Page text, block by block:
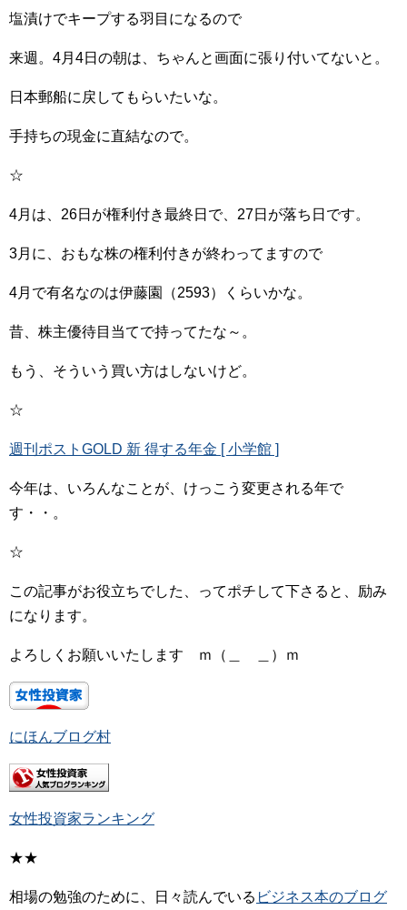
塩漬けでキープする羽目になるので
来週。4月4日の朝は、ちゃんと画面に張り付いてないと。
日本郵船に戻してもらいたいな。
手持ちの現金に直結なので。
☆
4月は、26日が権利付き最終日で、27日が落ち日です。
3月に、おもな株の権利付きが終わってますので
4月で有名なのは伊藤園（2593）くらいかな。
昔、株主優待目当てで持ってたな～。
もう、そういう買い方はしないけど。
☆
週刊ポストGOLD 新 得する年金 [ 小学館 ]
今年は、いろんなことが、けっこう変更される年で
す・・。
☆
この記事がお役立ちでした、ってポチして下さると、励み
になります。
よろしくお願いいたします ｍ（＿ ＿）ｍ
にほんブログ村
女性投資家ランキング
★★
相場の勉強のために、日々読んでいる ビジネス本のブログ